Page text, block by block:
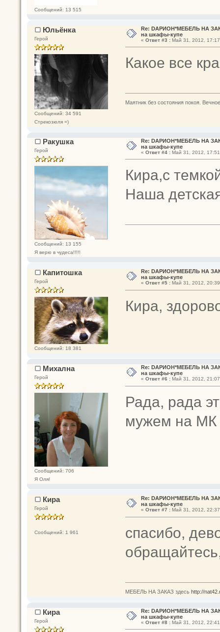
Сообщений: 13 515
Юльёнка
Герой
Сообщений: 34 591
Стрекозюля =)
Re: DАРИОН*МЕБЕЛЬ НА
на шкафы-купе
« Ответ #3 :Май 31, 2012,
Какое все
Маятник без состояния покоя. Вечное
Ракушка
Герой
Сообщений: 13 155
Я верю в чудеса!!!!!
Re: DАРИОН*МЕБЕЛЬ НА
на шкафы-купе
« Ответ #4 :Май 31, 2012,
Кира,с
Наша
Капитошка
Герой
Сообщений: 18 381
Re: DАРИОН*МЕБЕЛЬ НА
на шкафы-купе
« Ответ #5 :Май 31, 2012,
Кира,
Михална
Герой
Сообщений: 706
Я Оля!
Re: DАРИОН*МЕБЕЛЬ НА
на шкафы-купе
« Ответ #6 :Май 31, 2012,
Рада, рада
мужем на МК
Кира
Герой
Сообщений: 1 961
Re: DАРИОН*МЕБЕЛЬ НА
на шкафы-купе
« Ответ #7 :Май 31, 2012,
спасибо,
МЕБЕЛЬ НА ЗАКАЗ здесь http://
Кира
Герой
Re: DАРИОН*МЕБЕЛЬ НА
на шкафы-купе
« Ответ #8 :Май 31, 2012,